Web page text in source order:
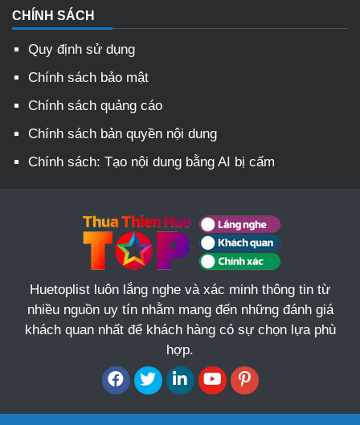
CHÍNH SÁCH
Quy định sử dụng
Chính sách bảo mật
Chính sách quảng cáo
Chính sách bản quyền nội dung
Chính sách: Tạo nội dung bằng AI bị cấm
Huetoplist luôn lắng nghe và xác minh thông tin từ
nhiều nguồn uy tín nhằm mang đến những đánh giá
khách quan nhất để khách hàng có sự chọn lựa phù
hợp.